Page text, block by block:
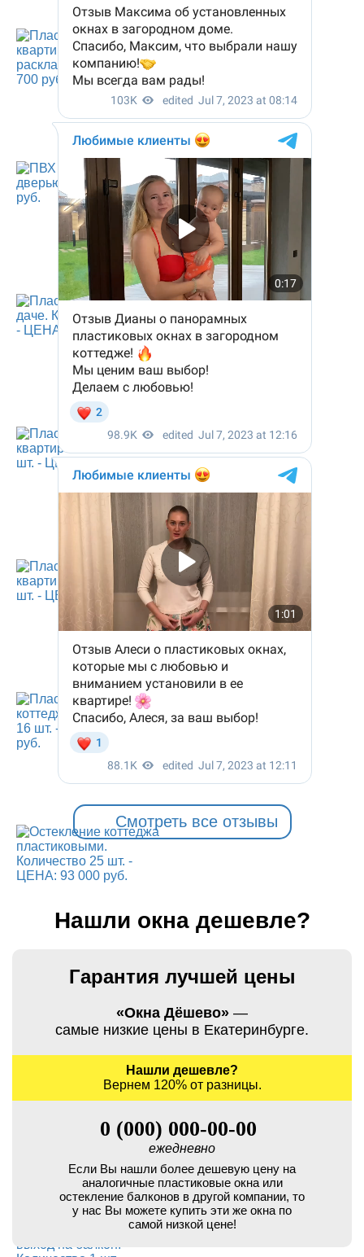
Смотреть все отзывы
Нашли окна дешевле?
Гарантия лучшей цены
«Окна Дёшево» —
самые низкие цены в Екатеринбурге.
Нашли дешевле?
Вернем 120% от разницы.
0 (000) 000-00-00
ежедневно
Если Вы нашли более дешевую цену на
аналогичные пластиковые окна или
остекление балконов в другой компании, то
у нас Вы можете купить эти же окна по
самой низкой цене!